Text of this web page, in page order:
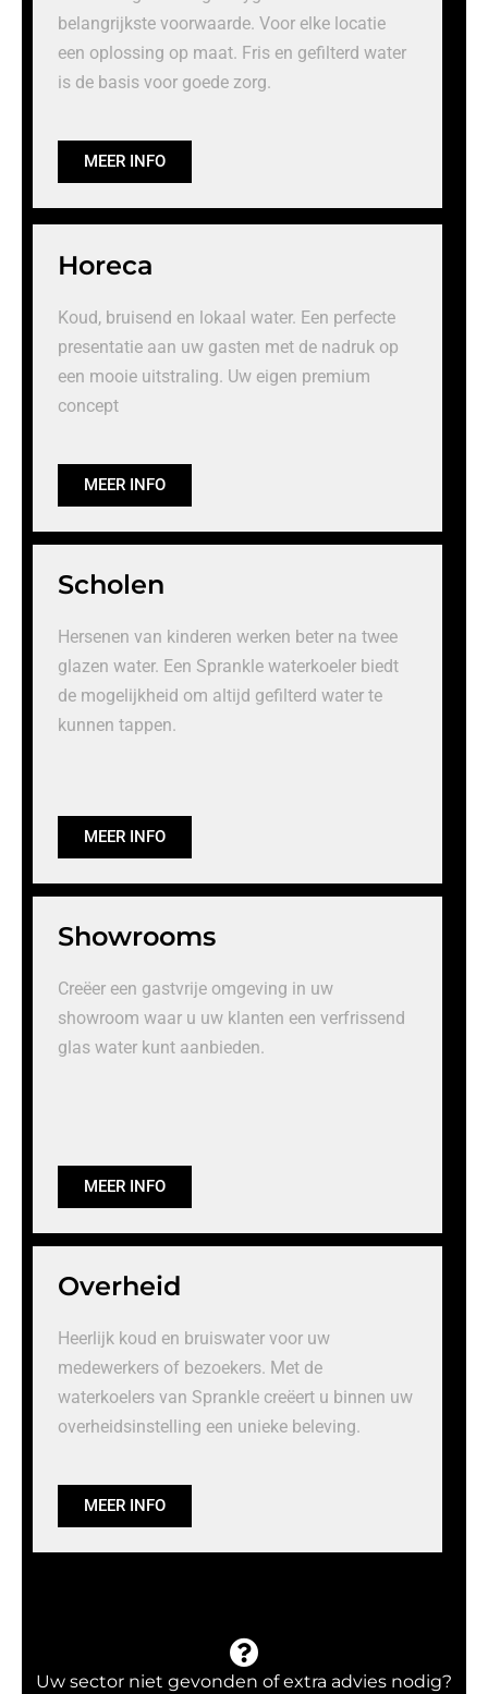
belangrijkste voorwaarde. Voor elke locatie
een oplossing op maat. Fris en gefilterd water
is de basis voor goede zorg.
MEER INFO
Horeca
Koud, bruisend en lokaal water. Een perfecte
presentatie aan uw gasten met de nadruk op
een mooie uitstraling. Uw eigen premium
concept
MEER INFO
Scholen
Hersenen van kinderen werken beter na twee
glazen water. Een Sprankle waterkoeler biedt
de mogelijkheid om altijd gefilterd water te
kunnen tappen.
MEER INFO
Showrooms
Creëer een gastvrije omgeving in uw
showroom waar u uw klanten een verfrissend
glas water kunt aanbieden.
MEER INFO
Overheid
Heerlijk koud en bruiswater voor uw
medewerkers of bezoekers. Met de
waterkoelers van Sprankle creëert u binnen uw
overheidsinstelling een unieke beleving.
MEER INFO
Uw sector niet gevonden of extra advies nodig?